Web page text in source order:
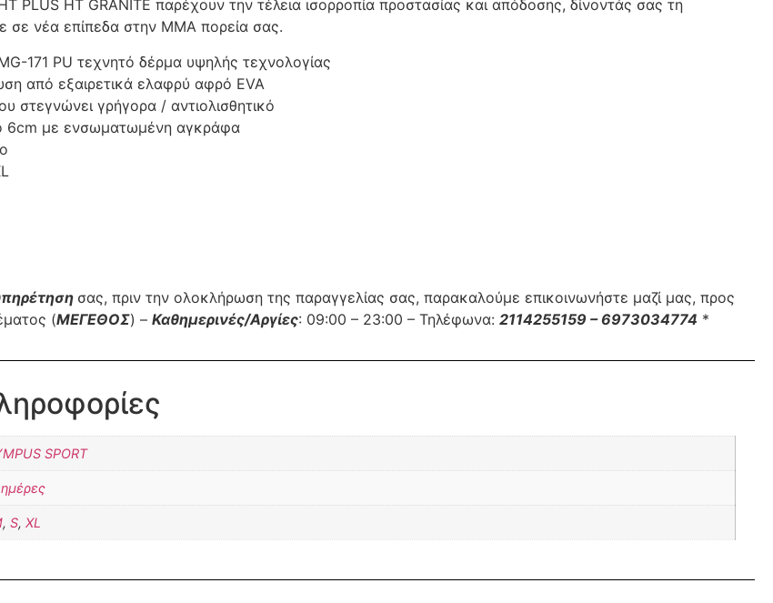
PLUS HT GRANITE παρέχουν την τέλεια ισορροπία προστασίας και απόδοσης, δίνοντάς σας τη
σε νέα επίπεδα στην MMA πορεία σας.
171 PU τεχνητό δέρμα υψηλής τεχνολογίας
από εξαιρετικά ελαφρύ αφρό EVA
στεγνώνει γρήγορα / αντιολισθητικό
6cm με ενσωματωμένη αγκράφα
σας, πριν την ολοκλήρωση της παραγγελίας σας, παρακαλούμε επικοινωνήστε μαζί μας, προς
(ΜΕΓΕΘΟΣ) –Καθημερινές/Αργίες: 09:00 – 23:00 – Τηλέφωνα:2114255159 – 6973034774 *
SPORT
,S,XL